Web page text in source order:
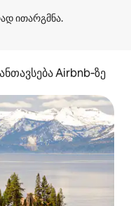
Airbnb‑ზე